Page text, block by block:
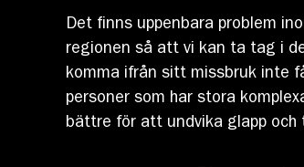
Det finns uppenbara problem
regionen så att vi kan ta tag i
komma ifrån sitt missbruk inte
personer som har stora
bättre för att undvika glapp